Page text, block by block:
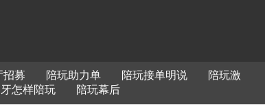
招募 陪玩助力单 陪玩接单明说
陪玩激
怎样陪玩 陪玩幕后